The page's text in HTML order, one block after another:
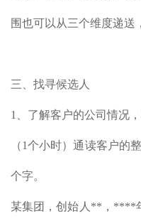
围也可以从三个维度递送
三、找寻候选人
1、了解客户的公司情况
（1个小时）通读客户的
个字。
某集团，创始人**，****